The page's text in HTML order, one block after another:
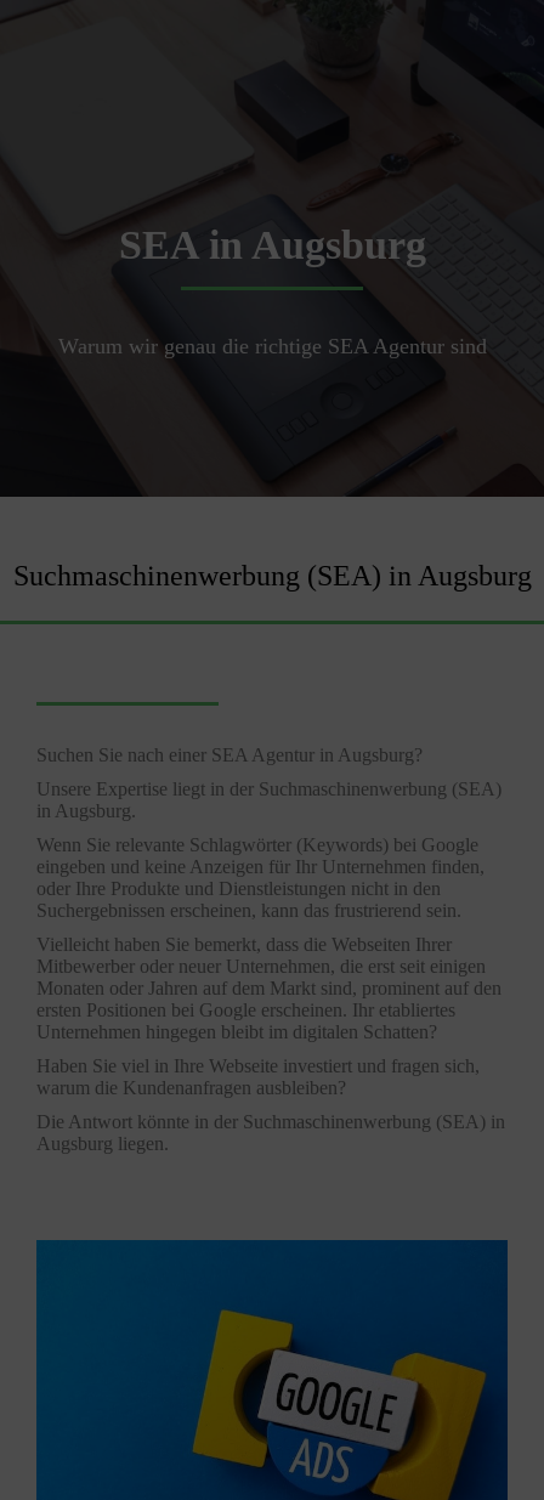
SEA in Augsburg
Warum wir genau die richtige SEA Agentur sind
Suchmaschinenwerbung (SEA) in Augsburg
Suchen Sie nach einer SEA Agentur in Augsburg?
Unsere Expertise liegt in der Suchmaschinenwerbung (SEA)
in Augsburg.
Wenn Sie relevante Schlagwörter (Keywords) bei Google
eingeben und keine Anzeigen für Ihr Unternehmen finden,
oder Ihre Produkte und Dienstleistungen nicht in den
Suchergebnissen erscheinen, kann das frustrierend sein.
Vielleicht haben Sie bemerkt, dass die Webseiten Ihrer
Mitbewerber oder neuer Unternehmen, die erst seit einigen
Monaten oder Jahren auf dem Markt sind, prominent auf den
ersten Positionen bei Google erscheinen. Ihr etabliertes
Unternehmen hingegen bleibt im digitalen Schatten?
Haben Sie viel in Ihre Webseite investiert und fragen sich,
warum die Kundenanfragen ausbleiben?
Die Antwort könnte in der Suchmaschinenwerbung (SEA) in
Augsburg liegen.